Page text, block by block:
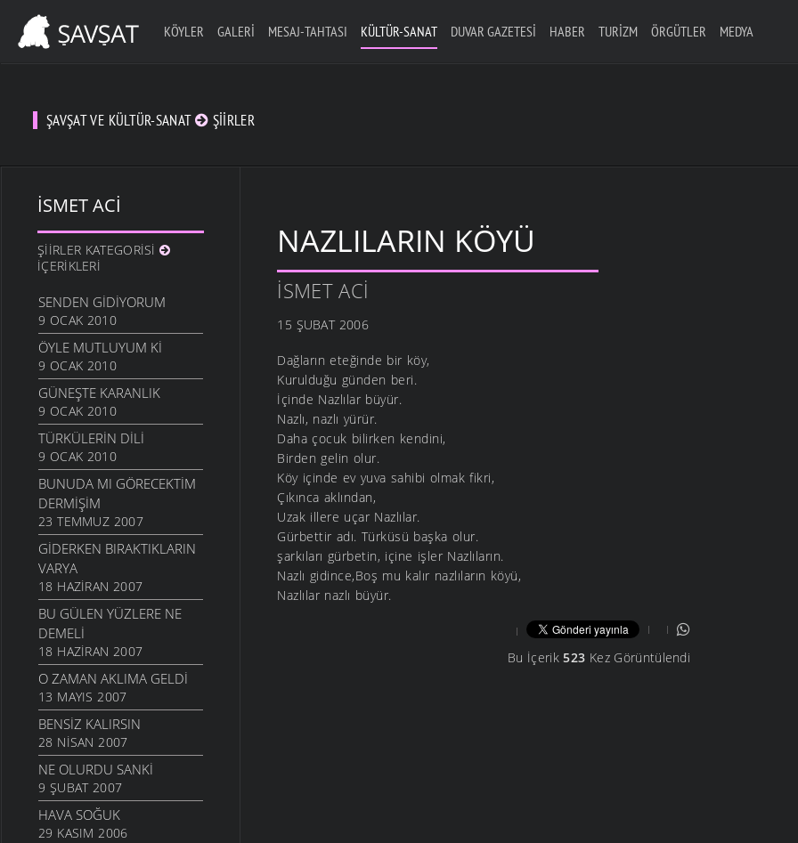
KÖYLER GALERI MESAJ-TAHTASI KÜLTÜR-SANAT DUVAR GAZETESI HABER TURIZM ÖRGÜTLER MEDYA
ŞAVŞAT VE KÜLTÜR-SANAT ŞIIRLER
İSMET ACI
ŞIIRLER KATEGORISI
İÇERIKLERI
SENDEN GIDIYORUM
9 OCAK 2010
ÖYLE MUTLUYUM KI
9 OCAK 2010
GÜNEŞTE KARANLIK
9 OCAK 2010
TÜRKÜLERIN DILI
9 OCAK 2010
BUNUDA MI GÖRECEKTIM
DERMIŞIM
23 TEMMUZ 2007
GIDERKEN BIRAKTIKLARIN
VARYA
18 HAZIRAN 2007
BU GÜLEN YÜZLERE NE
DEMELI
18 HAZIRAN 2007
O ZAMAN AKLIMA GELDI
13 MAYIS 2007
BENSIZ KALIRSIN
28 NISAN 2007
NE OLURDU SANKI
9 ŞUBAT 2007
HAVA SOĞUK
29 KASIM 2006
NAZLILARIN KÖYÜ
İSMET ACI
15 ŞUBAT 2006
Dağların eteğinde bir köy,
Kurulduğu günden beri.
İçinde Nazlılar büyür.
Nazlı, nazlı yürür.
Daha çocuk bilirken kendini,
Birden gelin olur.
Köy içinde ev yuva sahibi olmak fikri,
Çıkınca aklından,
Uzak illere uçar Nazlılar.
Gürbettir adı. Türküsü başka olur.
şarkıları gürbetin, içine işler Nazlıların.
Nazlı gidince,Boş mu kalır nazlıların köyü,
Nazlılar nazlı büyür.
Bu İçerik523 Kez Görüntülendi